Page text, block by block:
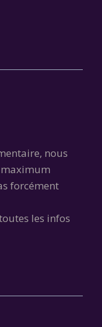
nous
forcément
les infos